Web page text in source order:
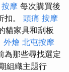
摩 每次購買後
扣。 頭痛 按摩
貓家具和刮板
外燴 北屯按摩
為那些尋找選定
組織主題行